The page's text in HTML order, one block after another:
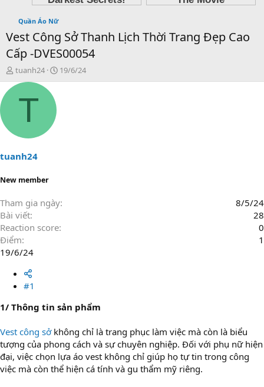
Quần Áo Nữ
Vest Công Sở Thanh Lịch Thời Trang Đẹp Cao
Cấp -DVES00054
T
h
s
a
e
tuanh24
N
g
19/6/24
T
tuanh24
New member
Tham gia ngày
8/5/24
Bài viết
28
Reaction score
0
Điểm
1
19/6/24
#1
1/ Thông tin sản phẩm
Vest công sởkhông chỉ là trang phục làm việc mà còn là biểu
tượng của phong cách và sự chuyên nghiệp. Đối với phụ nữ hiện
đại, việc chọn lựa áo vest không chỉ giúp họ tự tin trong công
việc mà còn thể hiện cá tính và gu thẩm mỹ riêng.